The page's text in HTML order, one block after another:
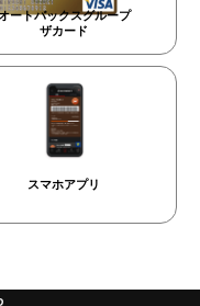
ートバックスグループ
ザカード
スマホアプリ